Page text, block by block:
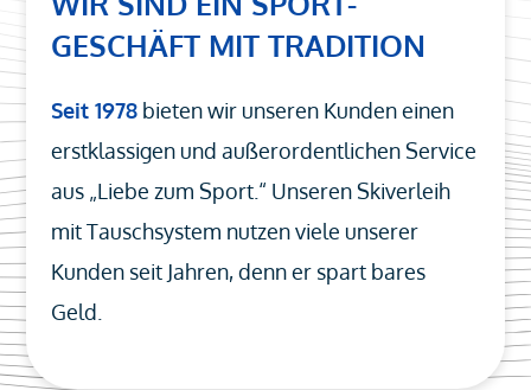
GESCHÄFT MIT TRADITION
Seit 1978bieten wir unseren Kunden einen
erstklassigen und außerordentlichen Service
aus „Liebe zum Sport.“ Unseren Skiverleih
mit Tauschsystem nutzen viele unserer
Kunden seit Jahren, denn er spart bares
Geld.